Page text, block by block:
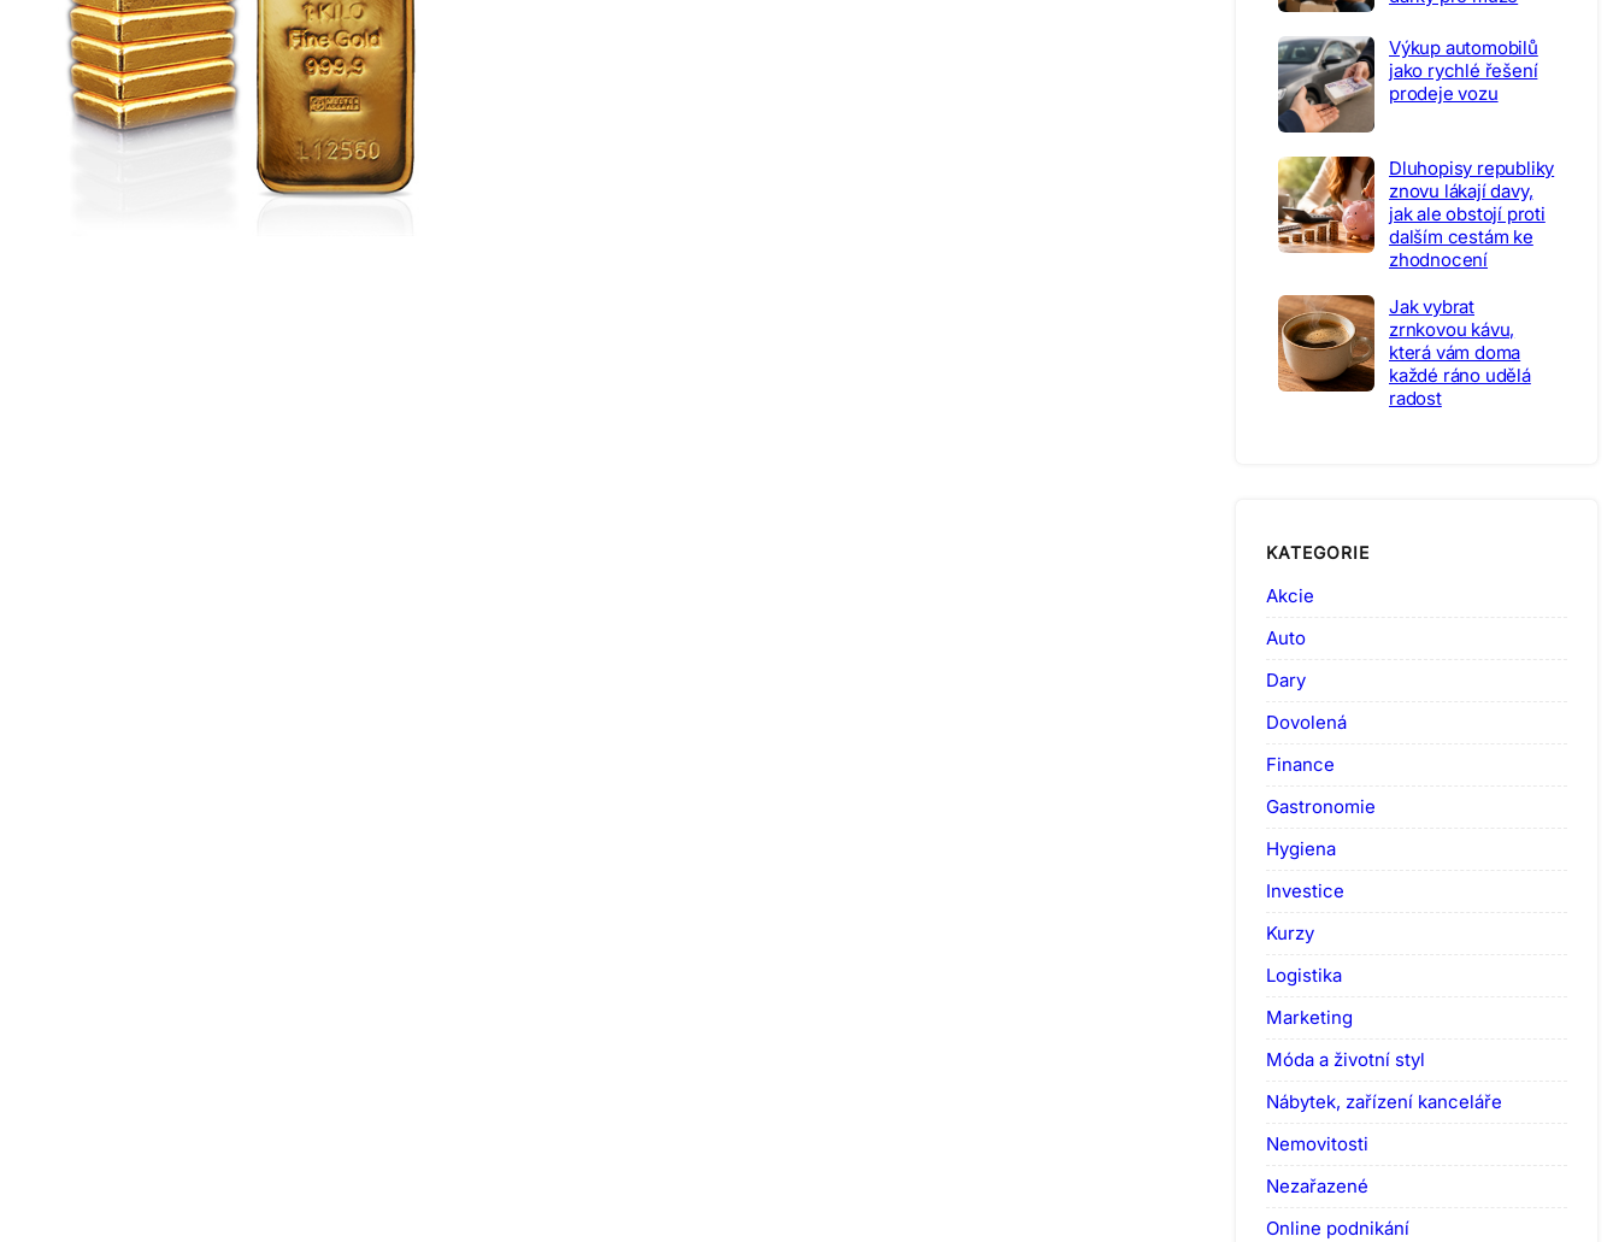
Výkup automobilů
jako rychlé řešení
prodeje vozu
Dluhopisy republiky
znovu lákají davy,
jak ale obstojí proti
dalším cestám ke
zhodnocení
Jak vybrat
zrnkovou kávu,
která vám doma
každé ráno udělá
radost
KATEGORIE
Akcie
Auto
Dary
Dovolená
Finance
Gastronomie
Hygiena
Investice
Kurzy
Logistika
Marketing
Móda a životní styl
Nábytek, zařízení kanceláře
Nemovitosti
Nezařazené
Online podnikání